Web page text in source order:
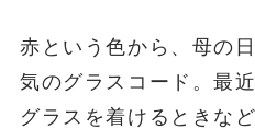
赤という色から、母の
気のグラスコード。最
グラスを着けるときな